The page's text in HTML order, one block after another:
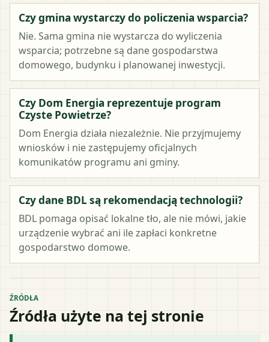
Czy gmina wystarczy do policzenia wsparcia?
Nie. Sama gmina nie wystarcza do wyliczenia
wsparcia; potrzebne są dane gospodarstwa
domowego, budynku i planowanej inwestycji.
Czy Dom Energia reprezentuje program
Czyste Powietrze?
Dom Energia działa niezależnie. Nie przyjmujemy
wniosków i nie zastępujemy oficjalnych
komunikatów programu ani gminy.
Czy dane BDL są rekomendacją technologii?
BDL pomaga opisać lokalne tło, ale nie mówi, jakie
urządzenie wybrać ani ile zapłaci konkretne
gospodarstwo domowe.
ŹRÓDŁA
Źródła użyte na tej stronie